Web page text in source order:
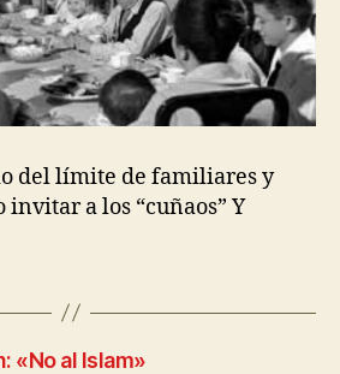
del límite de familiares y
invitar a los “cuñaos” Y
«No al Islam»